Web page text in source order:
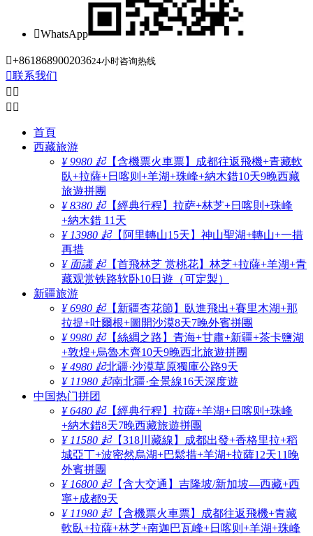
WhatsApp
+861868900203624小时咨询热线
联系我们
 
 
首頁
西藏旅游
¥ 9980 起【含機票火車票】成都往返飛機+青藏軟
臥+拉薩+日喀则+羊湖+珠峰+納木錯10天9晚西藏
旅遊拼團
¥ 8380 起【經典行程】拉萨+林芝+日喀則+珠峰
+納木錯 11天
¥ 13980 起【阿里轉山15天】神山聖湖+轉山+一措
再措
¥ 面議 起【首飛林芝 赏桃花】林芝+拉薩+羊湖+青
藏观赏铁路软卧10日遊（可定製）
新疆旅游
¥ 6980 起【新疆杏花節】臥進飛出+賽里木湖+那
拉提+吐爾根+圖開沙漠8天7晚外賓拼團
¥ 9980 起【絲綢之路】青海+甘肅+新疆+茶卡鹽湖
+敦煌+烏魯木齊10天9晚西北旅遊拼團
¥ 4980 起北疆·沙漠草原獨庫公路9天
¥ 11980 起南北疆·全景線16天深度遊
中国热门拼团
¥ 6480 起【經典行程】拉薩+羊湖+日喀则+珠峰
+納木錯8天7晚西藏旅遊拼團
¥ 11580 起【318川藏線】成都出發+香格里拉+稻
城亞丁+波密然烏湖+巴鬆措+羊湖+拉薩12天11晚
外賓拼團
¥ 16800 起【含大交通】吉隆坡/新加坡—西藏+西
寧+成都9天
¥ 11980 起【含機票火車票】成都往返飛機+青藏
軟臥+拉薩+林芝+南迦巴瓦峰+日喀则+羊湖+珠峰